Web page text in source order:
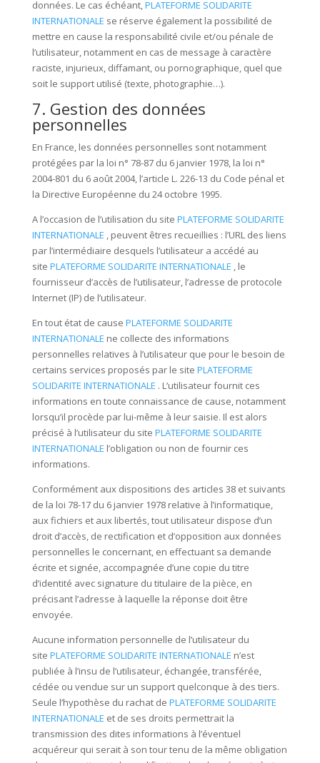
données. Le cas échéant,PLATEFORME SOLIDARITE
INTERNATIONALE se réserve également la possibilité de
mettre en cause la responsabilité civile et/ou pénale de
l’utilisateur, notamment en cas de message à caractère
raciste, injurieux, diffamant, ou pornographique, quel que
soit le support utilisé (texte, photographie…).
7. Gestion des données
personnelles
En France, les données personnelles sont notamment
protégées par la loi n° 78-87 du 6 janvier 1978, la loi n°
2004-801 du 6 août 2004, l’article L. 226-13 du Code pénal et
la Directive Européenne du 24 octobre 1995.
A l’occasion de l’utilisation du site PLATEFORME SOLIDARITE
INTERNATIONALE , peuvent êtres recueillies : l’URL des liens
par l’intermédiaire desquels l’utilisateur a accédé au
site PLATEFORME SOLIDARITE INTERNATIONALE , le
fournisseur d’accès de l’utilisateur, l’adresse de protocole
Internet (IP) de l’utilisateur.
En tout état de cause PLATEFORME SOLIDARITE
INTERNATIONALE ne collecte des informations
personnelles relatives à l’utilisateur que pour le besoin de
certains services proposés par le site PLATEFORME
SOLIDARITE INTERNATIONALE . L’utilisateur fournit ces
informations en toute connaissance de cause, notamment
lorsqu’il procède par lui-même à leur saisie. Il est alors
précisé à l’utilisateur du site PLATEFORME SOLIDARITE
INTERNATIONALE l’obligation ou non de fournir ces
informations.
Conformément aux dispositions des articles 38 et suivants
de la loi 78-17 du 6 janvier 1978 relative à l’informatique,
aux fichiers et aux libertés, tout utilisateur dispose d’un
droit d’accès, de rectification et d’opposition aux données
personnelles le concernant, en effectuant sa demande
écrite et signée, accompagnée d’une copie du titre
d’identité avec signature du titulaire de la pièce, en
précisant l’adresse à laquelle la réponse doit être
envoyée.
Aucune information personnelle de l’utilisateur du
site PLATEFORME SOLIDARITE INTERNATIONALE n’est
publiée à l’insu de l’utilisateur, échangée, transférée,
cédée ou vendue sur un support quelconque à des tiers.
Seule l’hypothèse du rachat de PLATEFORME SOLIDARITE
INTERNATIONALE et de ses droits permettrait la
transmission des dites informations à l’éventuel
acquéreur qui serait à son tour tenu de la même obligation